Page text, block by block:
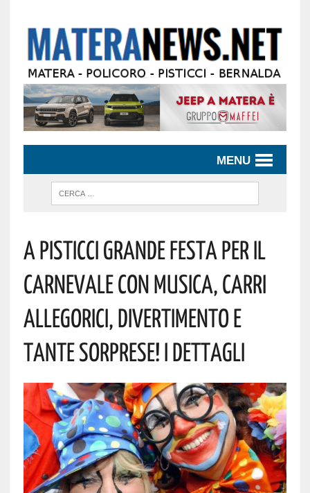
MENU
A Pisticci Grande Festa Per Il
Carnevale Con Musica, Carri
Allegorici, Divertimento E
Tante Sorprese! I Dettagli